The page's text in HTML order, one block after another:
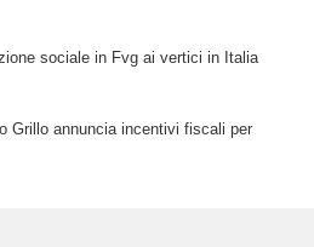
sociale in Fvg ai vertici in Italia
Grillo annuncia incentivi fiscali per